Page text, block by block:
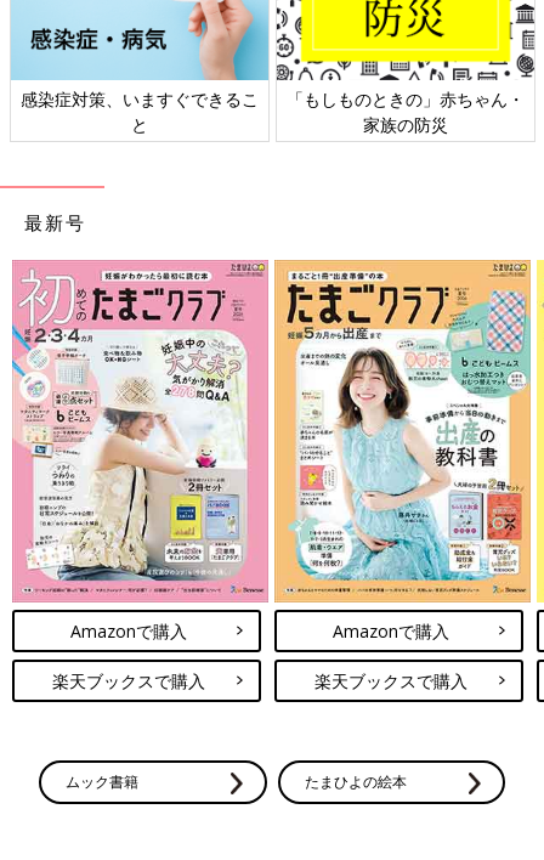
感染症対策、いますぐできるこ
と
「もしものときの」赤ちゃん・
家族の防災
最新号
Amazonで購入
楽天ブックスで購入
Amazonで購入
楽天ブックスで購入
ムック書籍 たまひよの絵本